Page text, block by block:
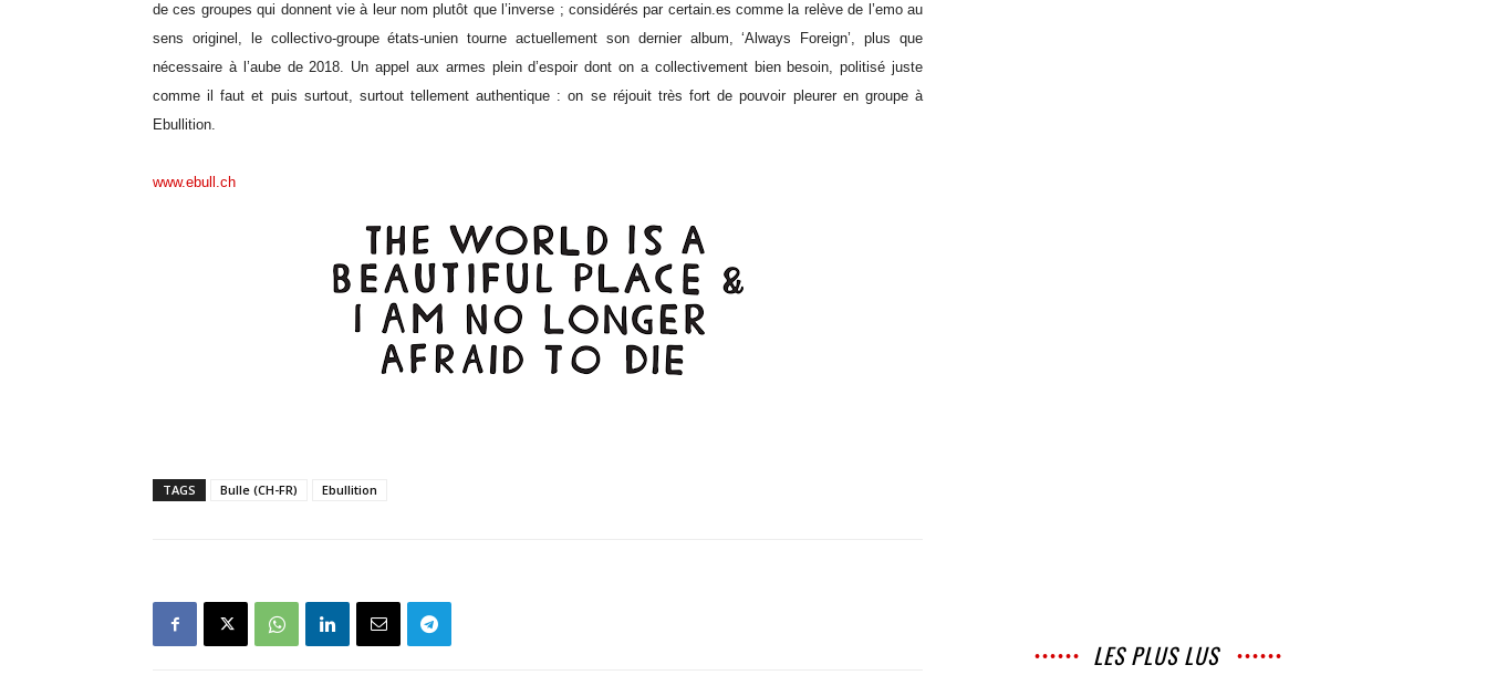
de ces groupes qui donnent vie à leur nom plutôt que l’inverse ; considérés par certain.es comme la relève de l’emo au
sens originel, le collectivo-groupe états-unien tourne actuellement son dernier album, ‘Always Foreign’, plus que
nécessaire à l’aube de 2018. Un appel aux armes plein d’espoir dont on a collectivement bien besoin, politisé juste
comme il faut et puis surtout, surtout tellement authentique : on se réjouit très fort de pouvoir pleurer en groupe à
Ebullition.
www.ebull.ch
TAGS Bulle (CH-FR) Ebullition
LES PLUS LUS